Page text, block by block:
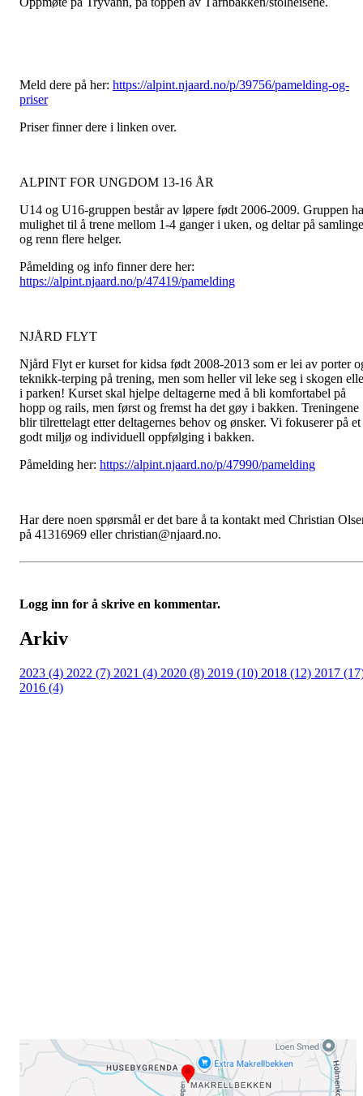
Meld dere på her: https://alpint.njaard.no/p/39756/pamelding-og-
priser
Priser finner dere i linken over.
ALPINT FOR UNGDOM 13-16 ÅR
U14 og U16-gruppen består av løpere født 2006-2009. Gruppen
mulighet til å trene mellom 1-4 ganger i uken, og deltar på
og renn flere helger.
Påmelding og info finner dere her:
https://alpint.njaard.no/p/47419/pamelding
NJÅRD FLYT
Njård Flyt er kurset for kidsa født 2008-2013 som er lei av porter
teknikk-terping på trening, men som heller vil leke seg i skogen
i parken! Kurset skal hjelpe deltagerne med å bli komfortabel på
hopp og rails, men først og fremst ha det gøy i bakken. Treningene
blir tilrettelagt etter deltagernes behov og ønsker. Vi fokuserer på et
godt miljø og individuell oppfølging i bakken.
Påmelding her: https://alpint.njaard.no/p/47990/pamelding
Har dere noen spørsmål er det bare å ta kontakt med Christian
på 41316969 eller christian@njaard.no.
Logg inn for å skrive en kommentar.
Arkiv
2023 (4) 2022 (7) 2021 (4) 2020 (8) 2019 (10) 2018 (12) 2017
2016 (4)